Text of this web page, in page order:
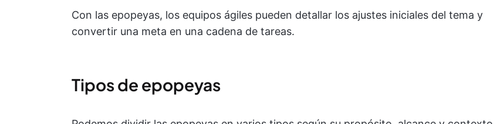
Con las epopeyas, los equipos ágiles pueden detallar los ajustes iniciales del tema y
convertir una meta en una cadena de tareas.
Tipos de epopeyas